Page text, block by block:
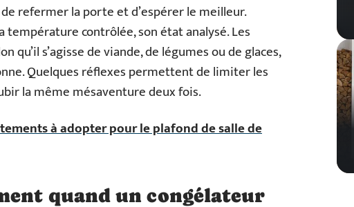
refermer la porte et d’espérer le meilleur.
contrôlée, son état analysé. Les
qu’il s’agisse de viande, de légumes ou de glaces,
Quelques réflexes permettent de limiter les
la même mésaventure deux fois.
à adopter pour le plafond de salle de
quand un congélateur